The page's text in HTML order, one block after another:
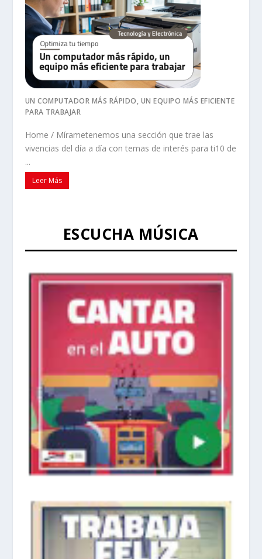
UN COMPUTADOR MÁS RÁPIDO, UN EQUIPO MÁS EFICIENTE
PARA TRABAJAR
Home / Mírametenemos una sección que trae las
vivencias del día a día con temas de interés para ti10 de
...
Leer Más
ESCUCHA MÚSICA